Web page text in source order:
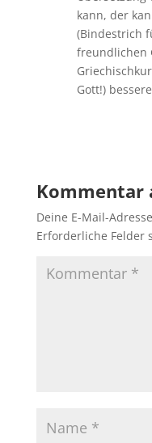
kann, der
(Bindestrich
freundlichen
Gott!)
Kommentar
Deine E-Mail-
Erforderliche Felder